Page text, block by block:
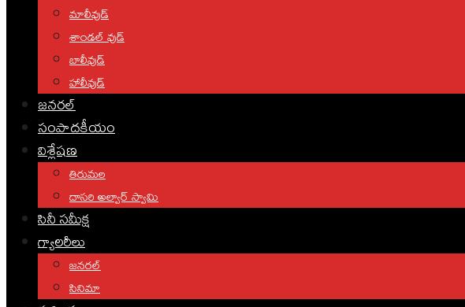
మాలీవుడ్
శాండల్ వుడ్
బాలీవుడ్
హాలీవుడ్
జనరల్
సంపాదకీయం
విశ్లేషణ
తిరుమల
దాసరి అల్వార్ స్వామి
సినీ సమీక్ష
గ్యాలరీలు
జనరల్
సినిమా